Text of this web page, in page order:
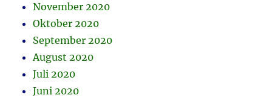
November 2020
Oktober 2020
September 2020
August 2020
Juli 2020
Juni 2020